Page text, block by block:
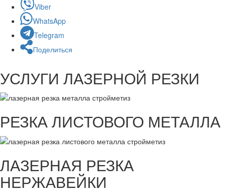
Viber
WhatsApp
Telegram
Поделиться
УСЛУГИ ЛАЗЕРНОЙ РЕЗКИ
РЕЗКА ЛИСТОВОГО МЕТАЛЛА
ЛАЗЕРНАЯ РЕЗКА
НЕРЖАВЕЙКИ